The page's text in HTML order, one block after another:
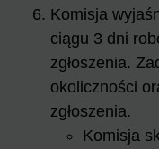
Komisja
ciągu 3 dni
zgłoszenia.
okoliczności
zgłoszenia.
Komisja